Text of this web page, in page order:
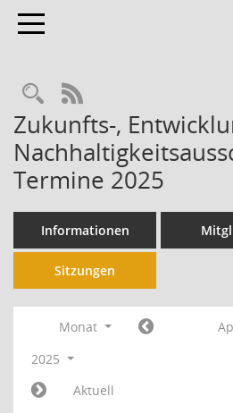
Toggle navigation
RSS-Feed
Zukunfts-,
Termine 2025
Informationen
Sitzungen
Monat
2025
Aktuell